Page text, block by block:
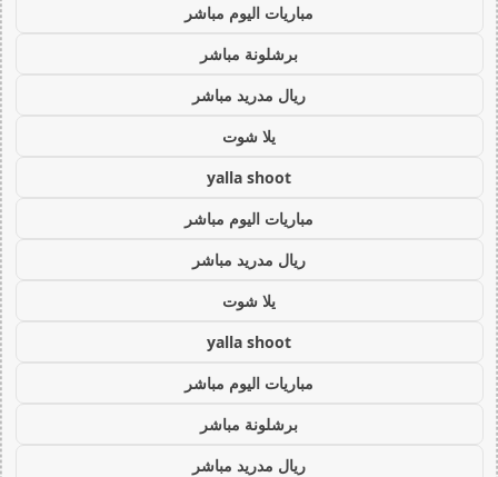
مباريات اليوم مباشر
برشلونة مباشر
ريال مدريد مباشر
يلا شوت
yalla shoot
مباريات اليوم مباشر
ريال مدريد مباشر
يلا شوت
yalla shoot
مباريات اليوم مباشر
برشلونة مباشر
ريال مدريد مباشر